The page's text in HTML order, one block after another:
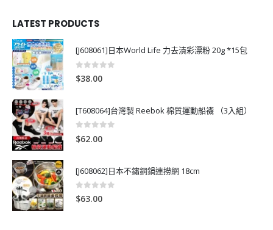
LATEST PRODUCTS
[J608061]日本World Life 力去漬彩漂粉 20g *15包
0
$38.00
[T608064]台灣製 Reebok 棉質運動船襪 （3入組）
0
$62.00
[J608062]日本不鏽鋼鍋連撈網 18cm
0 out of 5
$63.00